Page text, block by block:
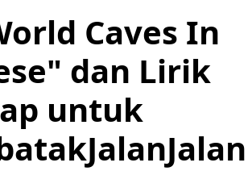
Caves In
dan Lirik
untuk